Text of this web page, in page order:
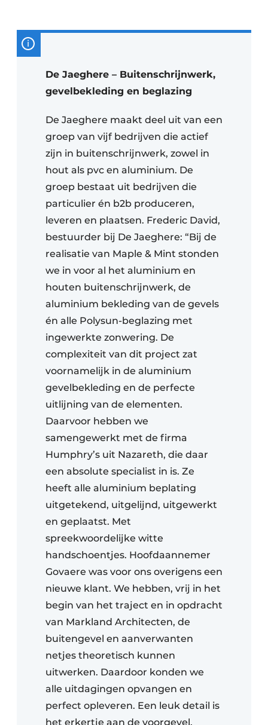
De Jaeghere – Buitenschrijnwerk,
gevelbekleding en beglazing
De Jaeghere maakt deel uit van een
groep van vijf bedrijven die actief
zijn in buitenschrijnwerk, zowel in
hout als pvc en aluminium. De
groep bestaat uit bedrijven die
particulier én b2b produceren,
leveren en plaatsen. Frederic David,
bestuurder bij De Jaeghere: “Bij de
realisatie van Maple & Mint stonden
we in voor al het aluminium en
houten buitenschrijnwerk, de
aluminium bekleding van de gevels
én alle Polysun-beglazing met
ingewerkte zonwering. De
complexiteit van dit project zat
voornamelijk in de aluminium
gevelbekleding en de perfecte
uitlijning van de elementen.
Daarvoor hebben we
samengewerkt met de firma
Humphry’s uit Nazareth, die daar
een absolute specialist in is. Ze
heeft alle aluminium beplating
uitgetekend, uitgelijnd, uitgewerkt
en geplaatst. Met
spreekwoordelijke witte
handschoentjes. Hoofdaannemer
Govaere was voor ons overigens een
nieuwe klant. We hebben, vrij in het
begin van het traject en in opdracht
van Markland Architecten, de
buitengevel en aanverwanten
netjes theoretisch kunnen
uitwerken. Daardoor konden we
alle uitdagingen opvangen en
perfect opleveren. Een leuk detail is
het erkertje aan de voorgevel.